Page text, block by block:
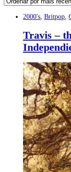
2000's Britpop
Travis –